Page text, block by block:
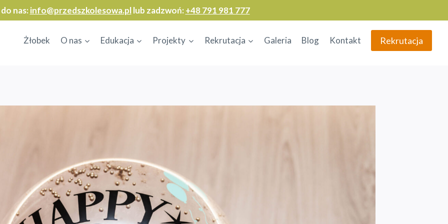
nas: info@przedszkolesowa.pllub zadzwoń: +48 791 981 777
Żłobek O nas Edukacja Projekty Rekrutacja Galeria Blog Kontakt Rekrutacja